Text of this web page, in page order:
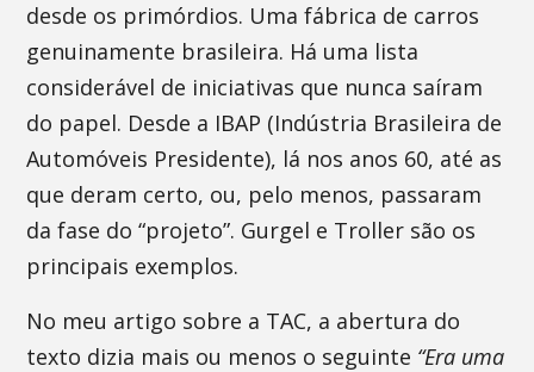
desde os primórdios. Uma fábrica de carros
genuinamente brasileira. Há uma lista
considerável de iniciativas que nunca saíram
do papel. Desde a IBAP (Indústria Brasileira de
Automóveis Presidente), lá nos anos 60, até as
que deram certo, ou, pelo menos, passaram
da fase do “projeto”. Gurgel e Troller são os
principais exemplos.
No meu artigo sobre a TAC, a abertura do
texto dizia mais ou menos o seguinte “Era uma